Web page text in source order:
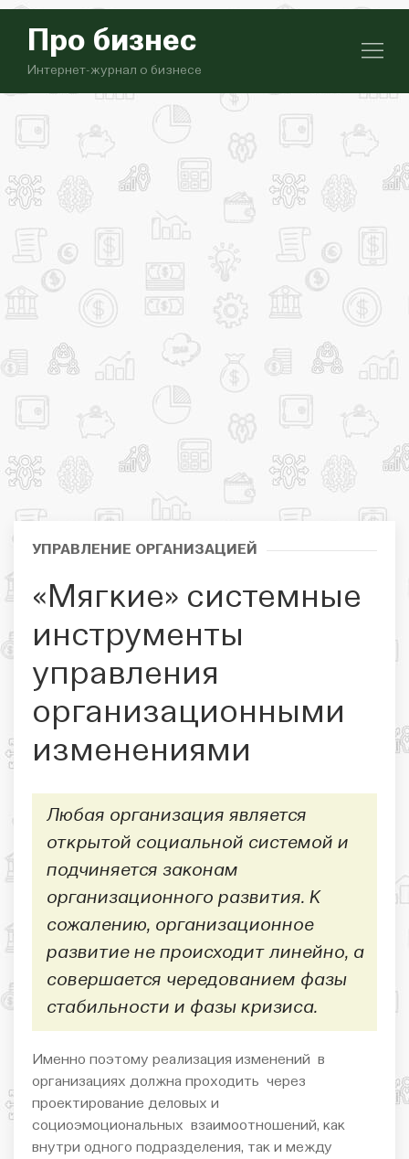
Про бизнес
Интернет-журнал о бизнесе
УПРАВЛЕНИЕ ОРГАНИЗАЦИЕЙ
«Мягкие» системные
инструменты
управления
организационными
изменениями
Любая организация является
открытой социальной системой и
подчиняется законам
организационного развития. К
сожалению, организационное
развитие не происходит линейно, а
совершается чередованием фазы
стабильности и фазы кризиса.
Именно поэтому реализация изменений в
организациях должна проходить через
проектирование деловых и
социоэмоциональных взаимоотношений, как
внутри одного подразделения, так и между